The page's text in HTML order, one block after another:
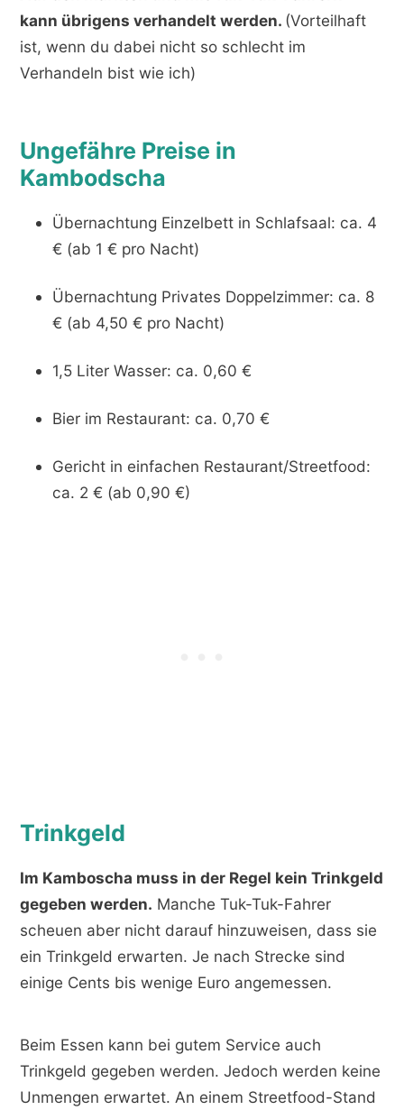
kann übrigens verhandelt werden. (Vorteilhaft
ist, wenn du dabei nicht so schlecht im
Verhandeln bist wie ich)
Ungefähre Preise in
Kambodscha
Übernachtung Einzelbett in Schlafsaal: ca. 4
€ (ab 1 € pro Nacht)
Übernachtung Privates Doppelzimmer: ca. 8
€ (ab 4,50 € pro Nacht)
1,5 Liter Wasser: ca. 0,60 €
Bier im Restaurant: ca. 0,70 €
Gericht in einfachen Restaurant/Streetfood:
ca. 2 € (ab 0,90 €)
Trinkgeld
Im Kamboscha muss in der Regel kein Trinkgeld
gegeben werden. Manche Tuk-Tuk-Fahrer
scheuen aber nicht darauf hinzuweisen, dass sie
ein Trinkgeld erwarten. Je nach Strecke sind
einige Cents bis wenige Euro angemessen.
Beim Essen kann bei gutem Service auch
Trinkgeld gegeben werden. Jedoch werden keine
Unmengen erwartet. An einem Streetfood-Stand